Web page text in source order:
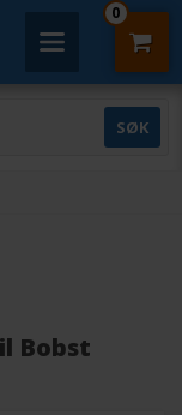
0
Bobst